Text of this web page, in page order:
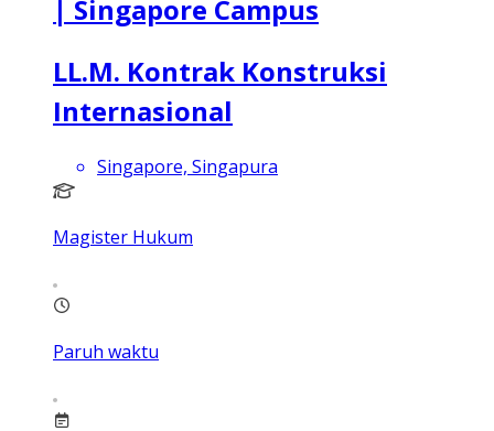
| Singapore Campus
LL.M. Kontrak Konstruksi
Internasional
Singapore, Singapura
Magister Hukum
Paruh waktu